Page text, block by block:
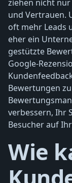
ziehen nicht
und Vertrauen.
oft mehr Leads
eher ein
gestützte
Google-
Bewertungen
verbessern, Ihr
Besucher auf
Wie